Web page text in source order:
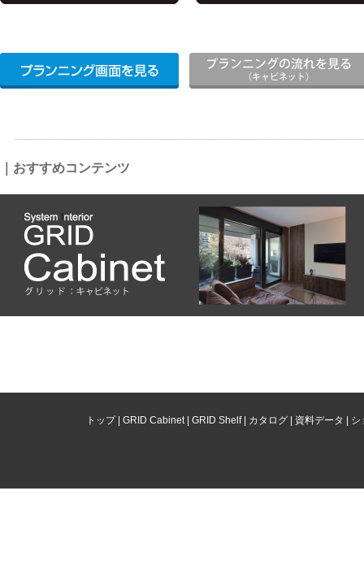
｜おすすめコンテンツ
トップ| GRID Cabinet| GRID Shelf| カタログ| 資料データ シ